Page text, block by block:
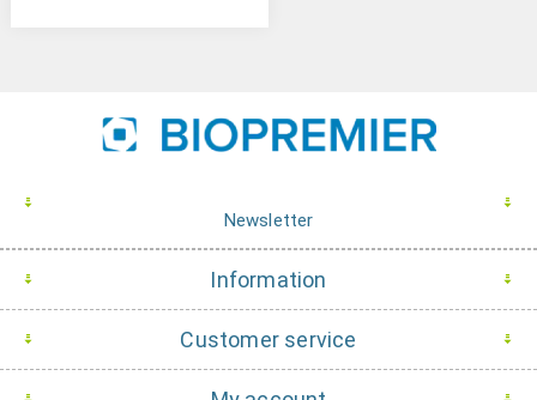
Newsletter
Information
Customer service